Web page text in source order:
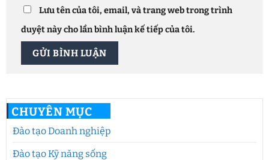
CHUYÊN MỤC
Đào tạo Doanh nghiệp
Đào tạo Kỹ năng sống
Lưu tên của tôi, email, và trang web trong trình
duyệt này cho lần bình luận kế tiếp của tôi.